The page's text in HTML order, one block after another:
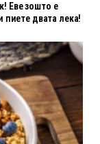
Еве зошто е
пиете двата лека!